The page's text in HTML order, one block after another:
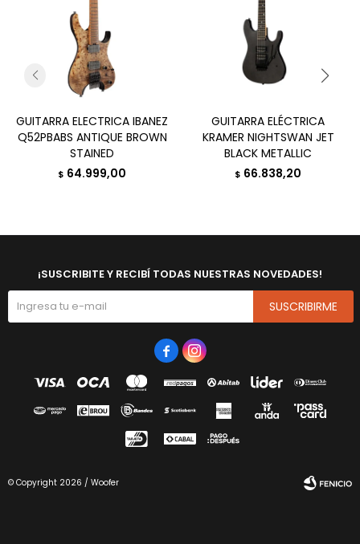
GUITARRA ELECTRICA IBANEZ
Q52PBABS ANTIQUE BROWN
STAINED
$ 64.999,00
GUITARRA ELÉCTRICA
KRAMER NIGHTSWAN JET
BLACK METALLIC
$ 66.838,20
¡SUSCRIBITE Y RECIBÍ TODAS NUESTRAS NOVEDADES!
SUSCRIBIRME
 
© Copyright 2026 / Woofer